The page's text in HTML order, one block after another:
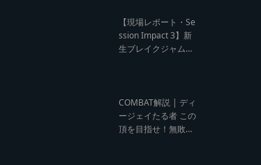
A Stream レゲエサ
ウンド クラッシュレ
ポート】
【現場レポート・Se
ssion Impact 3】新
生ブレイクジャムの
ッション】
COMBAT解説 | ディ
ージェイたる者 この
頂を目指せ！無敗の